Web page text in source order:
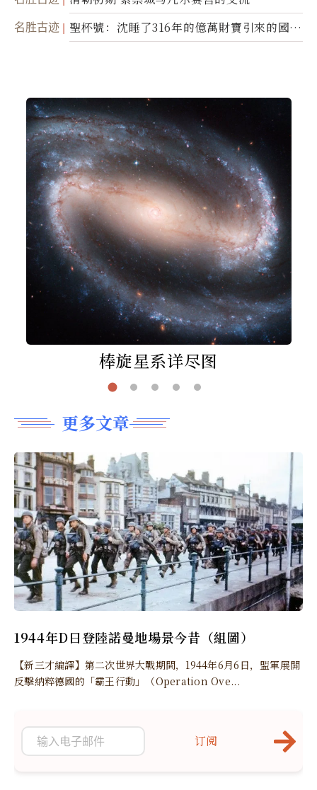
名胜古迹
聖杯號：沈睡了316年的億萬財寶引來的國際
糾紛
棒旋星系详尽图
更多文章
1944年D日登陸諾曼地場景今昔（組圖）
【新三才編譯】第二次世界大戰期間，1944年6月6日，盟軍展開
反擊納粹德國的「霸王行動」（Operation Ove...
订阅